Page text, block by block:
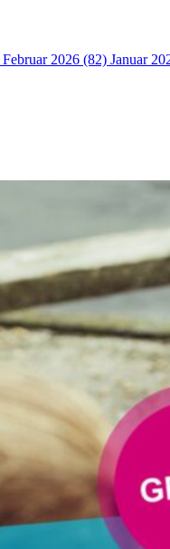
Februar 2026 (82) Januar